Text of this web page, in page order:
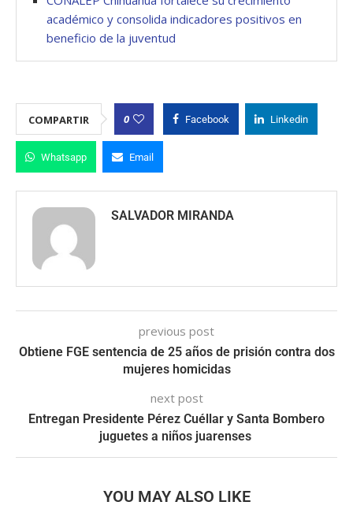
académico y consolida indicadores positivos en
beneficio de la juventud
COMPARTIR 0 Facebook Linkedin
Whatsapp Email
SALVADOR MIRANDA
previous post
Obtiene FGE sentencia de 25 años de prisión contra dos
mujeres homicidas
next post
Entregan Presidente Pérez Cuéllar y Santa Bombero
juguetes a niños juarenses
YOU MAY ALSO LIKE